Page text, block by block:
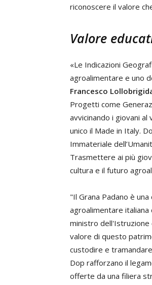
riconoscere il valore
Valore
«Le Indicazioni
agroalimentare e uno
Francesco
Progetti come
avvicinando i giovani
unico il Made in Italy.
Immateriale
Trasmettere ai più
cultura e il futuro
"Il Grana Padano è
agroalimentare italiana
ministro dell'Istruzione
valore di questo
custodire e
Dop rafforzano il
offerte da una filiera